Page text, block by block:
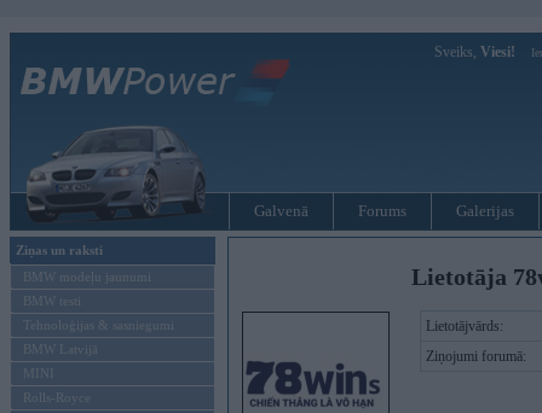
Sveiks, Viesi!
Galvenā Forums Galerijas
Ziņas un raksti
BMW modeļu jaunumi
BMW testi
Tehnoloģijas & sasniegumi
BMW Latvijā
MINI
Rolls-Royce
Lietotāja
Lietotājvārds:
Ziņojumi forumā: